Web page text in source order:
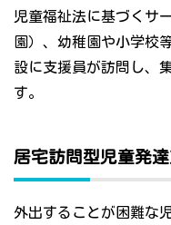
児童福祉法に基づくサ
園）、幼稚園や小学校
設に支援員が訪問し、
す。
居宅訪問型児童発
外出することが困難な